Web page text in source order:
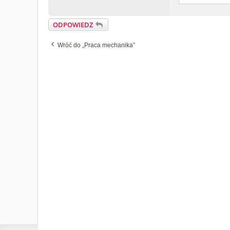
ODPOWIEDZ
Wróć do „Praca mechanika”